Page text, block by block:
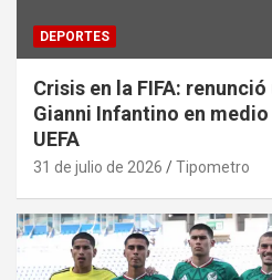
DEPORTES
Crisis en la FIFA:
Gianni Infantino en
UEFA
31 de julio de 2026 Tipometro